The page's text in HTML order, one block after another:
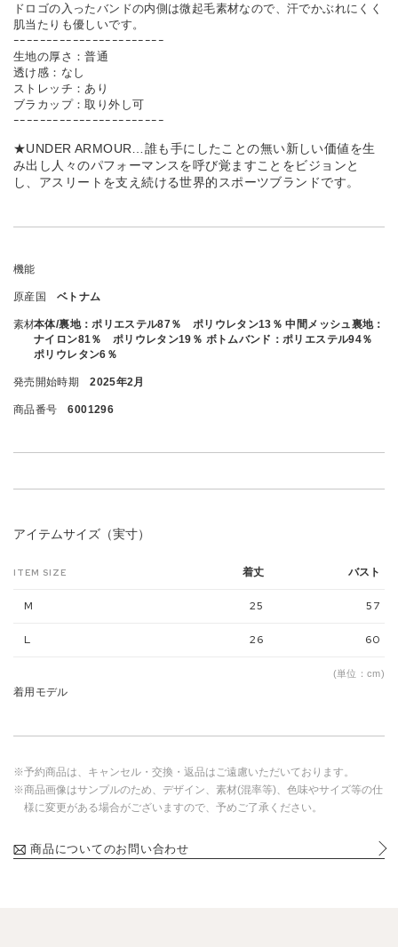
ドロゴの入ったバンドの内側は微起毛素材なので、汗でかぶれにくく
肌当たりも優しいです。
ｰｰｰｰｰｰｰｰｰｰｰｰｰｰｰｰｰｰｰｰｰｰｰ
生地の厚さ：普通
透け感：なし
ストレッチ：あり
ブラカップ：取り外し可
ｰｰｰｰｰｰｰｰｰｰｰｰｰｰｰｰｰｰｰｰｰｰｰ
★UNDER ARMOUR…誰も手にしたことの無い新しい価値を生
み出し人々のパフォーマンスを呼び覚ますことをビジョンと
し、アスリートを支え続ける世界的スポーツブランドです。
機能
原産国 ベトナム
素材本体/裏地：ポリエステル87％ ポリウレタン13％ 中間メッシュ裏地：
ナイロン81％ ポリウレタン19％ ボトムバンド：ポリエステル94％
ポリウレタン6％
発売開始時期 2025年2月
商品番号 6001296
アイテムサイズ（実寸）
ITEM SIZE 着丈 バスト
M 25 57
L 26 60
(単位：cm)
着用モデル
※予約商品は、キャンセル・交換・返品はご遠慮いただいております。
※商品画像はサンプルのため、デザイン、素材(混率等)、色味やサイズ等の仕
様に変更がある場合がございますので、予めご了承ください。
商品についてのお問い合わせ